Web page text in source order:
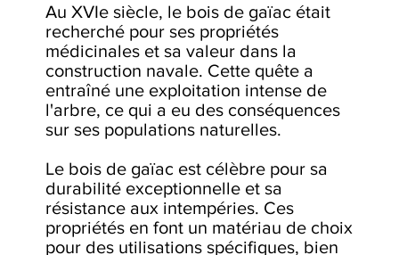
Au XVIe siècle, le bois de gaïac était
recherché pour ses propriétés
médicinales et sa valeur dans la
construction navale. Cette quête a
entraîné une exploitation intense de
l'arbre, ce qui a eu des conséquences
sur ses populations naturelles.
Le bois de gaïac est célèbre pour sa
durabilité exceptionnelle et sa
résistance aux intempéries. Ces
propriétés en font un matériau de choix
pour des utilisations spécifiques, bien